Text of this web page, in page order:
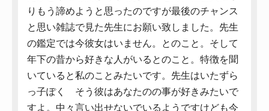
りもう諦めようと思ったのですが最後のチャンス
と思い雑誌で見た先生にお願い致しました。先生
の鑑定では今彼女はいません。とのこと。そして
年下の昔から好きな人がいるとのこと。特徴を聞
いていると私のことみたいです。先生はいたずら
っ子ぽく そう彼はあなたのの事が好きみたいで
すよ。中々言い出せないでいるようですけども今